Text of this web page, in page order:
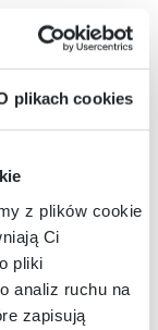
plikach cookies
z plików cookie:
Ci
pliki
analiz ruchu na
zapisują